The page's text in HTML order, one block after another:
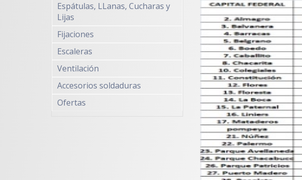
Espátulas, LLanas, Cucharas y
Lijas
Fijaciones
Escaleras
Ventilación
Accesorios soldaduras
Ofertas